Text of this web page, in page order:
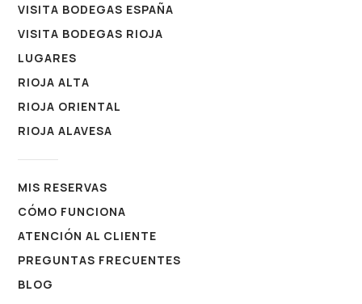
VISITA BODEGAS ESPAÑA
VISITA BODEGAS RIOJA
LUGARES
RIOJA ALTA
RIOJA ORIENTAL
RIOJA ALAVESA
MIS RESERVAS
CÓMO FUNCIONA
ATENCIÓN AL CLIENTE
PREGUNTAS FRECUENTES
BLOG